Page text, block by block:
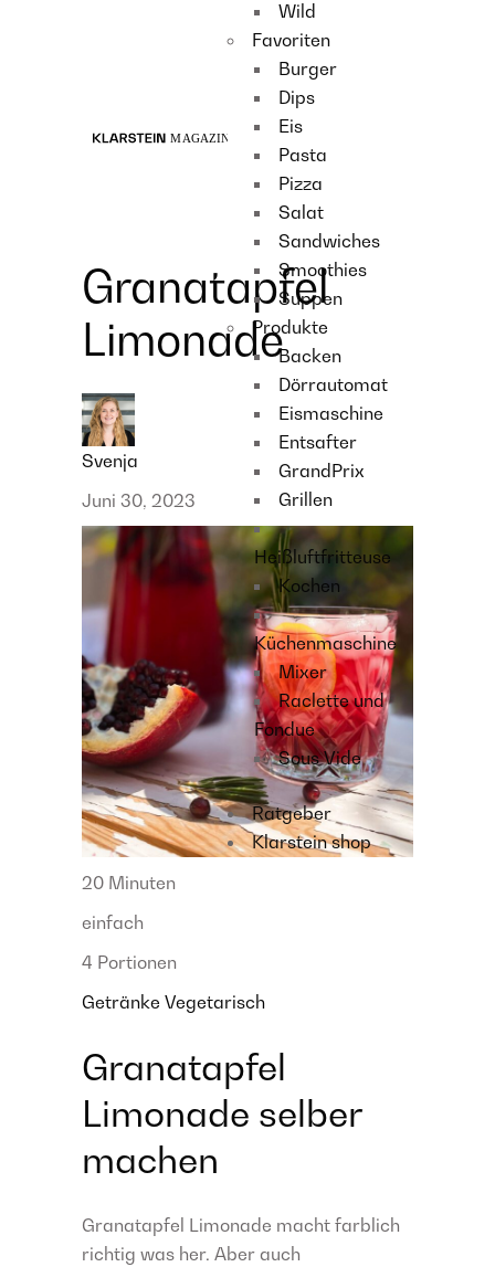
Wild
Favoriten
Burger
Dips
Eis
Pasta
Pizza
Salat
Sandwiches
Smoothies
Suppen
Produkte
Backen
Dörrautomat
Eismaschine
Entsafter
GrandPrix
Grillen
Heißluftfritteuse
Kochen
Küchenmaschine
Mixer
Raclette und
Fondue
Sous Vide
Ratgeber
Klarstein shop
Granatapfel
Limonade
Svenja
Juni 30, 2023
20 Minuten
einfach
4 Portionen
Getränke Vegetarisch
Granatapfel
Limonade selber
machen
Granatapfel Limonade macht farblich
richtig was her. Aber auch